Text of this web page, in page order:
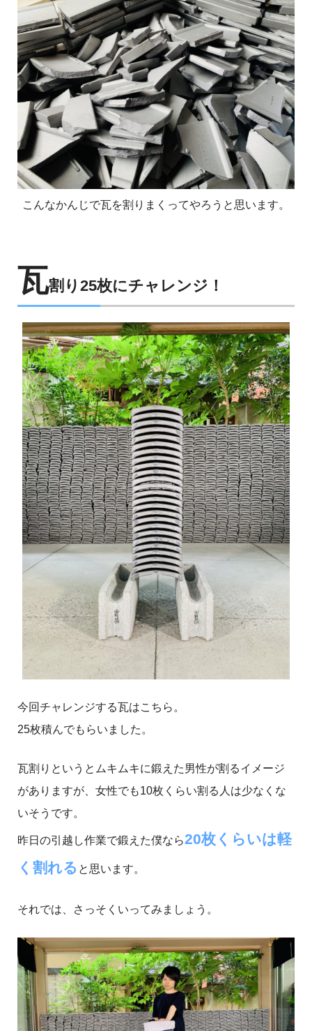
こんなかんじで瓦を割りまくってやろうと思います。
瓦割り25枚にチャレンジ！
今回チャレンジする瓦はこちら。
25枚積んでもらいました。
瓦割りというとムキムキに鍛えた男性が割るイメージ
がありますが、女性でも10枚くらい割る人は少なくな
いそうです。
昨日の引越し作業で鍛えた僕なら20枚くらいは軽
く割れる と思います。
それでは、さっそくいってみましょう。